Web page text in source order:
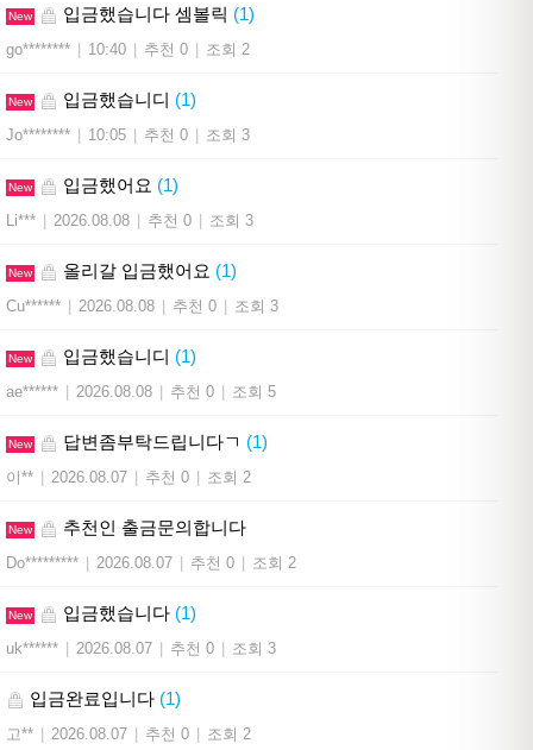
New 입금했습니다 셈볼릭 (1)
go******** 10:40 추천 0 조회 2
New 입금했습니디 (1)
Jo******** 10:05 추천 0 조회 3
New 입금했어요 (1)
Li*** 2026.08.08 추천 0 조회 3
New 올리갈 입금했어요 (1)
Cu****** 2026.08.08 추천 0 조회 3
New 입금했습니디 (1)
ae****** 2026.08.08 추천 0 조회 5
New 답변좀부탁드립니다ㄱ (1)
이** 2026.08.07 추천 0 조회 2
New 추천인 출금문의합니다
Do********* 2026.08.07 추천 0 조회 2
New 입금했습니다 (1)
uk****** 2026.08.07 추천 0 조회 3
입금완료입니다 (1)
고** 2026.08.07 추천 0 조회 2